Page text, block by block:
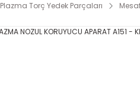
Plazma Torç Yedek Parçaları